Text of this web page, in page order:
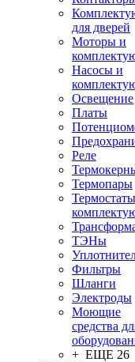
для дверей
Моторы и
Насосы и
Освещение
Платы
Реле
Термопары
ТЭНы
Фильтры
Шланги
Электроды
Моющие
средства
+ ЕЩЕ 26